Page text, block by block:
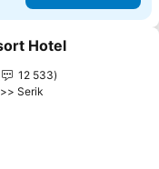
seznam oblíbených
Hotel
12 533
Serik